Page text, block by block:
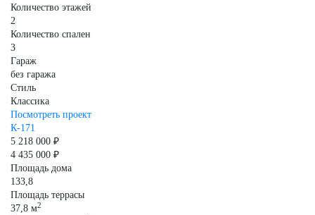
Количество этажей
2
Количество спален
3
Гараж
без гаража
Стиль
Классика
Посмотреть проект
К-171
5 218 000 ₽
4 435 000 ₽
Площадь дома
133,8
Площадь террасы
37,8 м2